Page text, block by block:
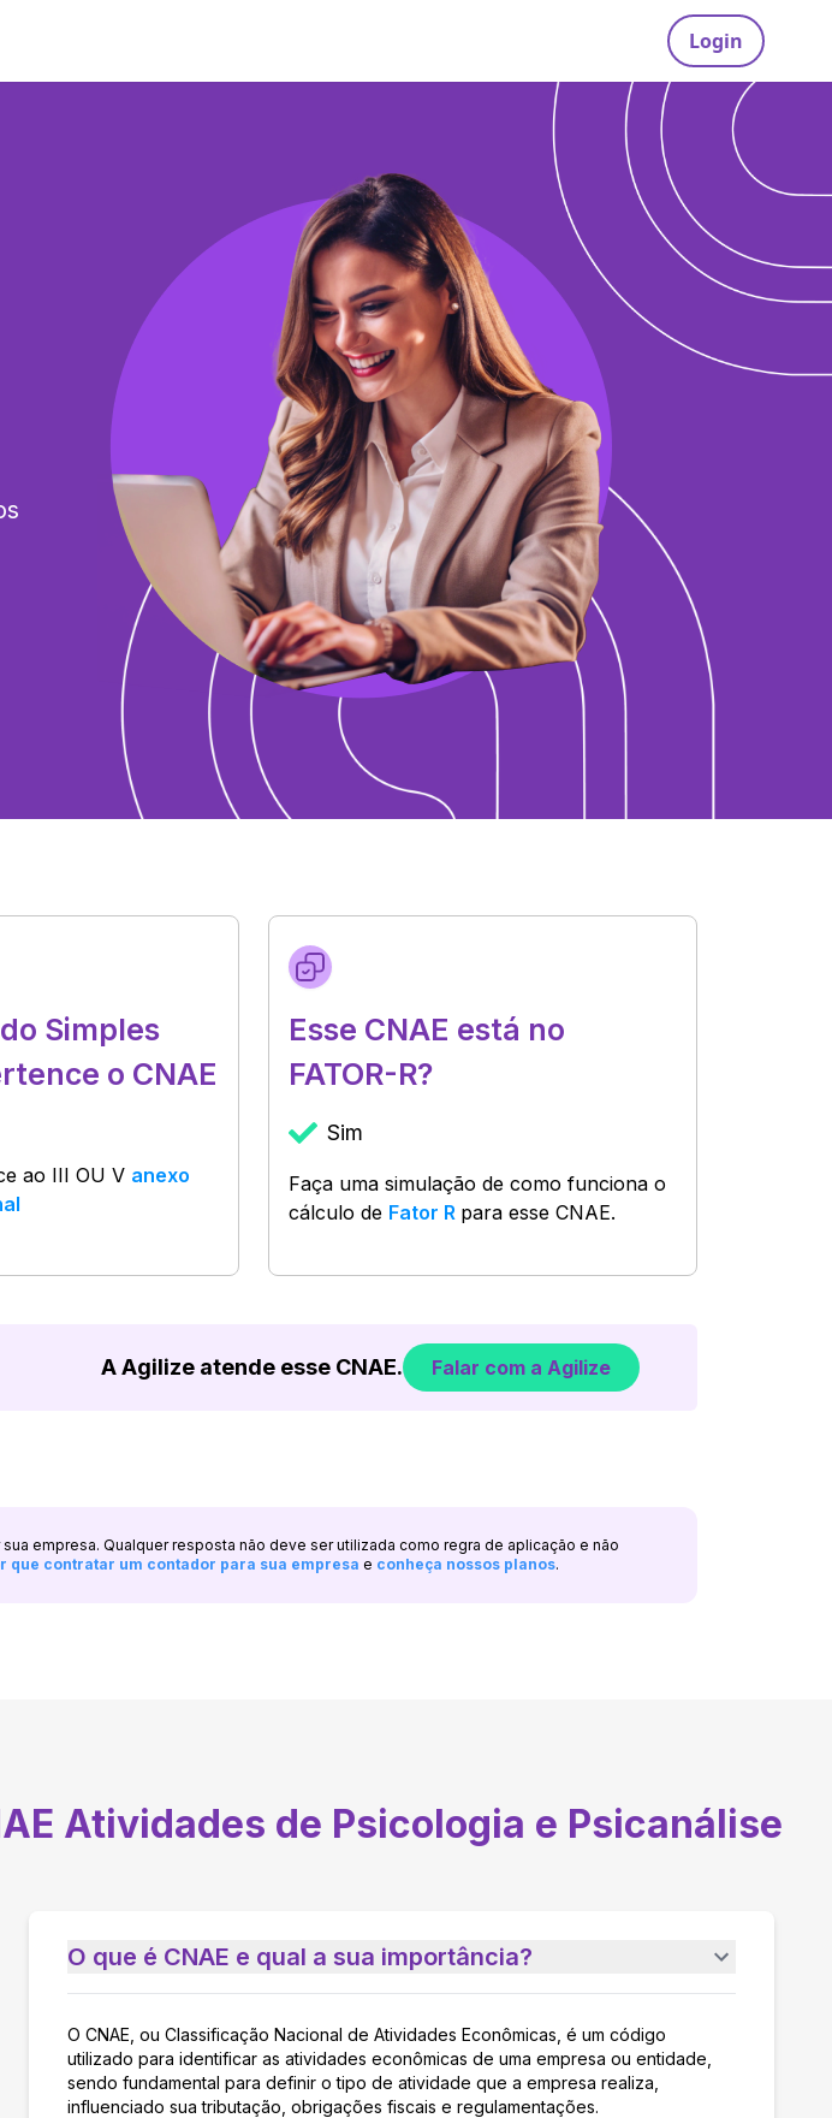
Login
Simples
o CNAE
ao III OU V anexo
Esse CNAE está no
FATOR-R?
Sim
Faça uma simulação de como funciona o
cálculo de Fator R para esse CNAE.
A Agilize atende esse CNAE. Falar com a Agilize
empresa. Qualquer resposta não deve ser utilizada como regra de aplicação e não
que contratar um contador para sua empresa e conheça nossos planos.
Atividades de Psicologia e Psicanálise
O que é CNAE e qual a sua importância?
O CNAE, ou Classificação Nacional de Atividades Econômicas, é um código
utilizado para identificar as atividades econômicas de uma empresa ou entidade,
sendo fundamental para definir o tipo de atividade que a empresa realiza,
influenciado sua tributação, obrigações fiscais e regulamentações.